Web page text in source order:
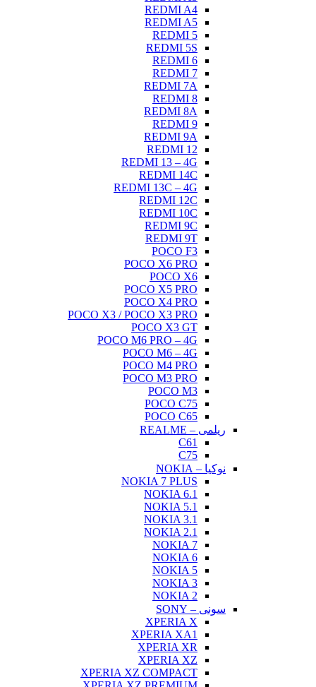
REDMI A4
REDMI A5
REDMI 5
REDMI 5S
REDMI 6
REDMI 7
REDMI 7A
REDMI 8
REDMI 8A
REDMI 9
REDMI 9A
REDMI 12
REDMI 13 – 4G
REDMI 14C
REDMI 13C – 4G
REDMI 12C
REDMI 10C
REDMI 9C
REDMI 9T
POCO F3
POCO X6 PRO
POCO X6
POCO X5 PRO
POCO X4 PRO
POCO X3 / POCO X3 PRO
POCO X3 GT
POCO M6 PRO – 4G
POCO M6 – 4G
POCO M4 PRO
POCO M3 PRO
POCO M3
POCO C75
POCO C65
ریلمی – REALME
C61
C75
نوکیا – NOKIA
NOKIA 7 PLUS
NOKIA 6.1
NOKIA 5.1
NOKIA 3.1
NOKIA 2.1
NOKIA 7
NOKIA 6
NOKIA 5
NOKIA 3
NOKIA 2
سونی – SONY
XPERIA X
XPERIA XA1
XPERIA XR
XPERIA XZ
XPERIA XZ COMPACT